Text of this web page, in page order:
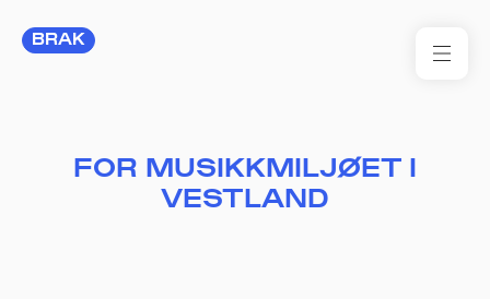
BRAK
FOR MUSIKKMILJØET I
VESTLAND